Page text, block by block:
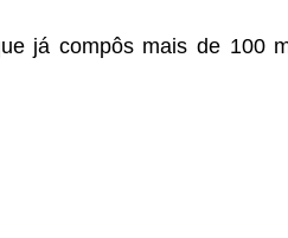
já compôs mais de 100